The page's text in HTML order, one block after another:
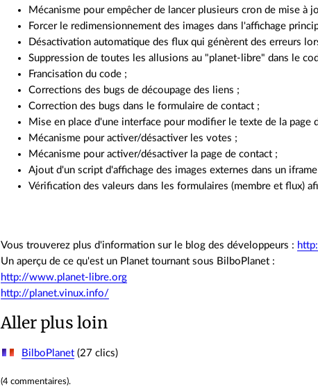
Mécanisme pour empêcher de lancer plusieurs cron de mise à
Forcer le redimensionnement des images dans l'affichage
Désactivation automatique des flux qui génèrent des erreurs
Suppression de toutes les allusions au "planet-libre" dans le
Francisation du code ;
Corrections des bugs de découpage des liens ;
Correction des bugs dans le formulaire de contact ;
Mise en place d'une interface pour modifier le texte de la page
Mécanisme pour activer/désactiver les votes ;
Mécanisme pour activer/désactiver la page de contact ;
Ajout d'un script d'affichage des images externes dans un
Vérification des valeurs dans les formulaires (membre et flux)
Vous trouverez plus d'information sur le blog des développeurs :
Un aperçu de ce qu'est un Planet tournant sous BilboPlanet :
http://www.planet-libre.org
http://planet.vinux.info/
Aller plus loin
BilboPlanet(27 clics)
(4 commentaires).